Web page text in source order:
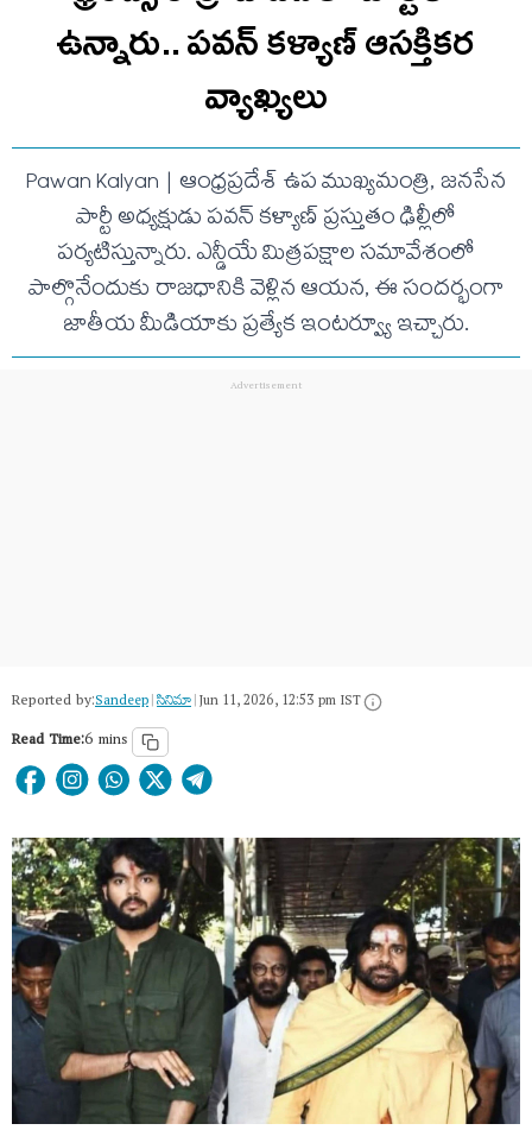
ఉన్నారు.. ప‌వ‌న్ క‌ళ్యాణ్ ఆసక్తిక‌ర
వ్యాఖ్య‌లు
Pawan Kalyan | ఆంధ్రప్రదేశ్ ఉప ముఖ్యమంత్రి, జనసేన
పార్టీ అధ్యక్షుడు పవన్ కళ్యాణ్ ప్రస్తుతం ఢిల్లీలో
పర్యటిస్తున్నారు. ఎన్డీయే మిత్రపక్షాల సమావేశంలో
పాల్గొనేందుకు రాజధానికి వెళ్లిన ఆయన, ఈ సందర్భంగా
జాతీయ మీడియాకు ప్రత్యేక ఇంటర్వ్యూ ఇచ్చారు.
Reported by:Sandeep|సినిమా|Jun 11, 2026, 12:53 pm IST
Read Time:6 mins